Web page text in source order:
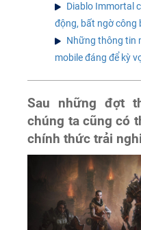
Diablo Immortal
động, bất ngờ công
Những thông tin
mobile đáng để kỳ
Sau những đợt
chúng ta cũng có
chính thức trải